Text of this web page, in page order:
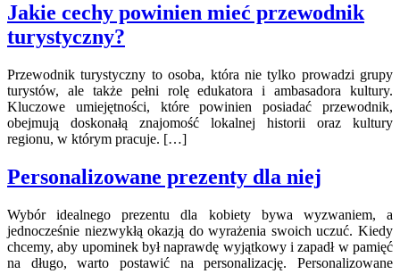
Jakie cechy powinien mieć przewodnik
turystyczny?
Przewodnik turystyczny to osoba, która nie tylko prowadzi grupy
turystów, ale także pełni rolę edukatora i ambasadora kultury.
Kluczowe umiejętności, które powinien posiadać przewodnik,
obejmują doskonałą znajomość lokalnej historii oraz kultury
regionu, w którym pracuje. […]
Personalizowane prezenty dla niej
Wybór idealnego prezentu dla kobiety bywa wyzwaniem, a
jednocześnie niezwykłą okazją do wyrażenia swoich uczuć. Kiedy
chcemy, aby upominek był naprawdę wyjątkowy i zapadł w pamięć
na długo, warto postawić na personalizację. Personalizowane